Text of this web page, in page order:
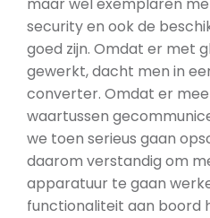
security en ook de
goed zijn. Omdat er met
gewerkt, dacht men in
converter. Omdat er
waartussen
we toen serieus gaan
daarom verstandig om
apparatuur te gaan
functionaliteit aan boord